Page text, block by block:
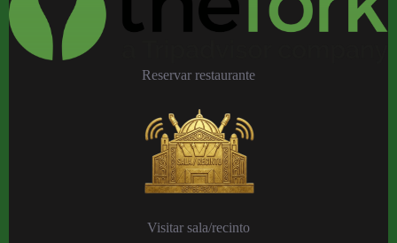
Reservar restaurante
Visitar sala/recinto